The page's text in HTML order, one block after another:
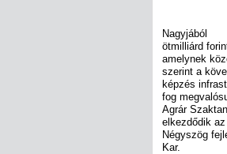
Nagyjából
ötmilliárd
amelynek
szerint a
képzés
fog
Agrár
elkezdődik
Négyszög
Kar.